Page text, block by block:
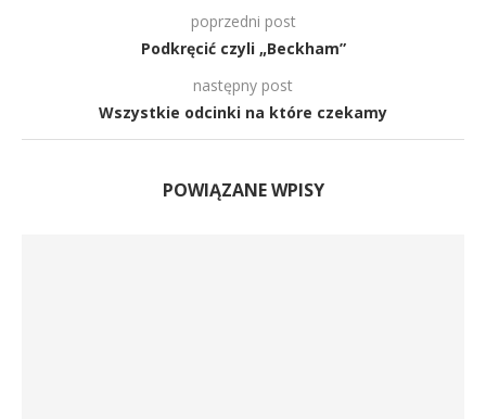
poprzedni post
Podkręcić czyli „Beckham”
następny post
Wszystkie odcinki na które czekamy
POWIĄZANE WPISY